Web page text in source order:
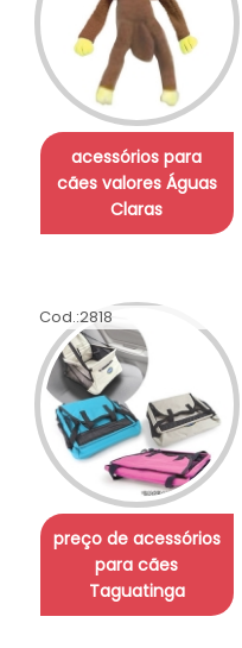
acessórios para
cães valores Águas
Claras
Cod.:2818
preço de acessórios
para cães
Taguatinga